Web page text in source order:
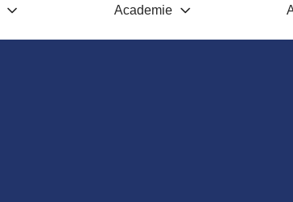
Academie